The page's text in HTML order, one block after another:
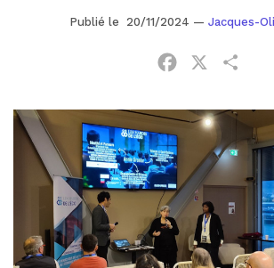
Publié le 20/11/2024 — Jacques-
Facebook